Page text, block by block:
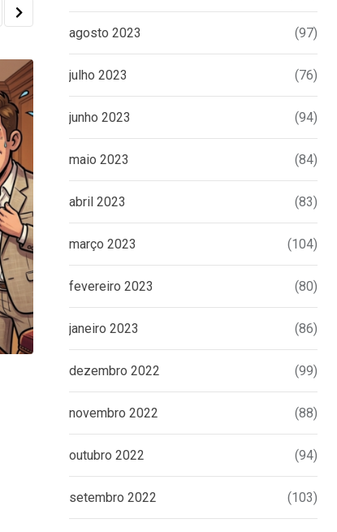
Eduardo Bolsonaro emite nota à
tomar
16 DE JUNHO DE 2026
agosto 2023 (97)
julho 2023 (76)
junho 2023 (94)
maio 2023 (84)
abril 2023 (83)
março 2023 (104)
fevereiro 2023 (80)
janeiro 2023 (86)
dezembro 2022 (99)
novembro 2022 (88)
outubro 2022 (94)
setembro 2022 (103)